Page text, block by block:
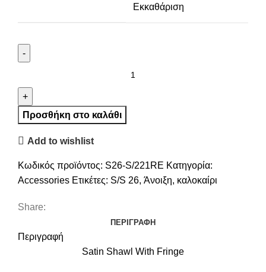
Εκκαθάριση
Προσθήκη στο καλάθι
Add to wishlist
Κωδικός προϊόντος: S26-S/221RE Κατηγορία:
Accessories Ετικέτες: S/S 26, Άνοιξη, καλοκαίρι
Share:
ΠΕΡΙΓΡΑΦΉ
Περιγραφή
Satin Shawl With Fringe